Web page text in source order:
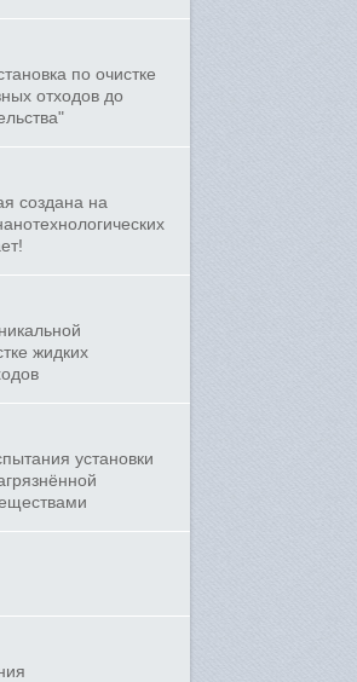
по очистке
отходов до
создана на
жидких
установки